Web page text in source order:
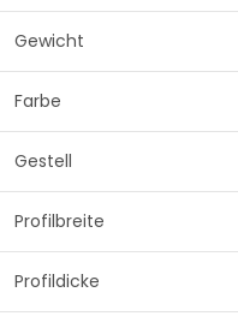
Gewicht
Farbe
Gestell
Profilbreite
Profildicke